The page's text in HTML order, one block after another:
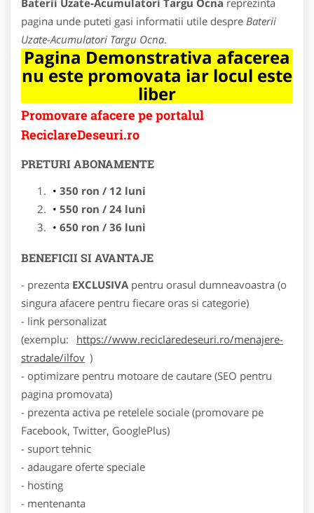
pagina unde puteti gasi informatii utile despre Baterii
Uzate-Acumulatori Targu Ocna.
Pagina Demonstrativa afacerea
nu este promovata iar locul este
liber
Promovare afacere pe portalul
ReciclareDeseuri.ro
PRETURI ABONAMENTE
350 ron / 12 luni
550 ron / 24 luni
650 ron / 36 luni
BENEFICII SI AVANTAJE
- prezenta EXCLUSIVA pentru orasul dumneavoastra (o
singura afacere pentru fiecare oras si categorie)
- link personalizat
(exemplu:
https://www.reciclaredeseuri.ro/menajere-
stradale/ilfov )
- optimizare pentru motoare de cautare (SEO pentru
pagina promovata)
- prezenta activa pe retelele sociale (promovare pe
Facebook, Twitter, GooglePlus)
- suport tehnic
- adaugare oferte speciale
- hosting
- mentenanta